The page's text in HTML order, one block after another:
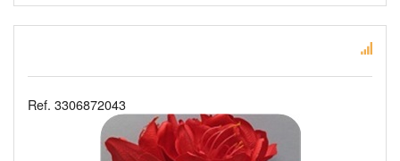
Ref. 3306872043